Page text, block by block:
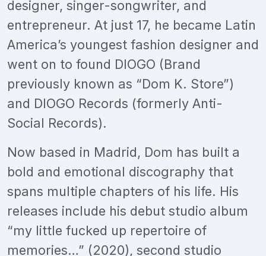
designer, singer-songwriter, and
entrepreneur. At just 17, he became Latin
America’s youngest fashion designer and
went on to found DIOGO (Brand
previously known as “Dom K. Store”)
and DIOGO Records (formerly Anti-
Social Records).
Now based in Madrid, Dom has built a
bold and emotional discography that
spans multiple chapters of his life. His
releases include his debut studio album
“my little fucked up repertoire of
memories…” (2020), second studio